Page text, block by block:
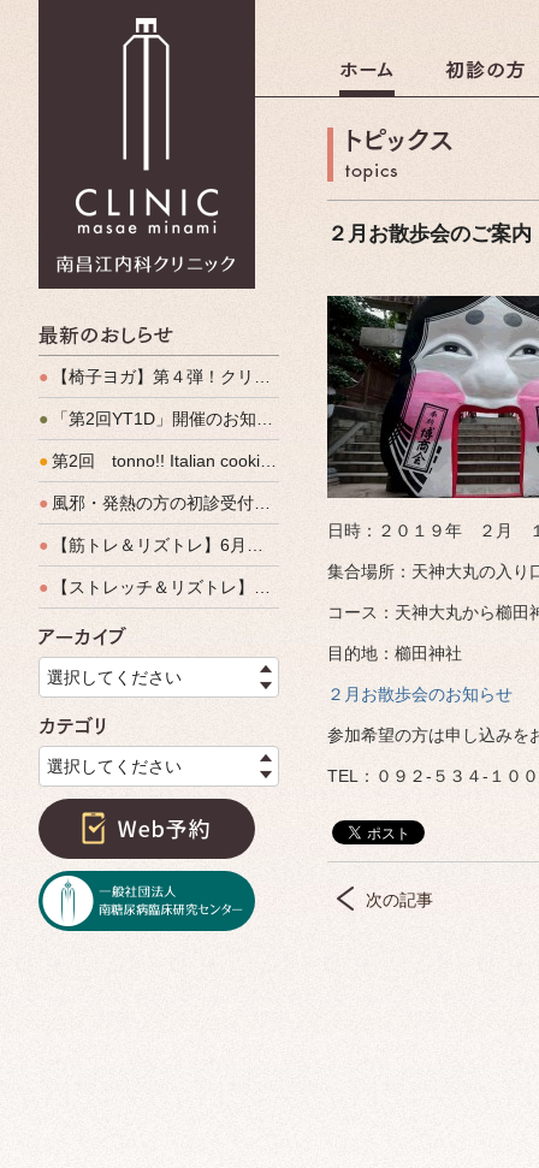
最新のおしらせ
●
【椅子ヨガ】第４弾！クリパルヨガ教室のご案内
● 「第2回YT1D」開催のお知らせ
●第2回 tonno!! Italian cooking 開催しました
● 風邪・発熱の方の初診受付（発熱外来）、始めます
● 【筋トレ＆リズトレ】6月特別運動教室開催のご案内
● 【ストレッチ＆リズトレ】特別運動教室開催のご案内
アーカイブ
選択してください
カテゴリ
選択してください
２月お散歩会のご案内
日時：２０１９年 ２月
集合場所：天神大丸の入り
コース：天神大丸から櫛
目的地：櫛田神社
２月お散歩会のお知らせ
参加希望の方は申し込みを
TEL：０９２-５３４-１０
次の記事